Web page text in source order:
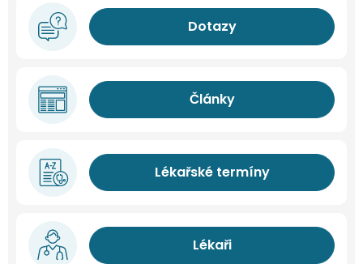
Dotazy
Články
Lékařské termíny
Lékaři